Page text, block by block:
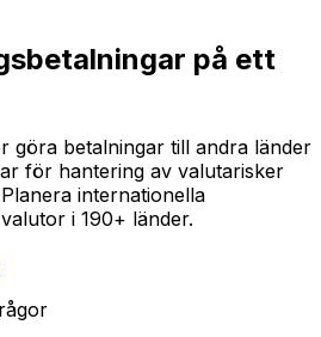
på ett
göra betalningar till andra länder
för hantering av valutarisker
internationella
i 190+ länder.